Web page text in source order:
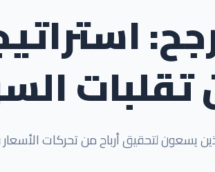
تقلبات
يسعون لتحقيق أرباح من تحركات